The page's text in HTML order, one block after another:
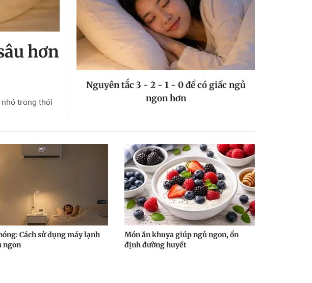
hơn
nhỏ trong thói
Nguyên tắc 3 - 2 - 1 - 0 để có giấc ngủ
ngon hơn
Cách sử dụng máy lạnh
ngon
Món ăn khuya giúp ngủ ngon, ổn
định đường huyết